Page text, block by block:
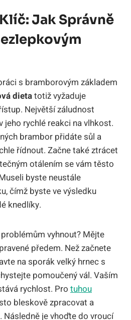
Jak Správně
s bramborovým základem
dietatotiž vyžaduje
Největší záludnost
rychlé reakci na vlhkost.
brambor přidáte sůl a
řídnout. Začne také ztrácet
otálením se vám těsto
byste neustále
čímž byste ve výsledku
knedlíky.
vyhnout? Mějte
předem. Než začnete
na sporák velký hrnec s
pomoučený vál. Vaším
rychlost. Pro tuhou
bleskově zpracovat a
je vhoďte do vroucí